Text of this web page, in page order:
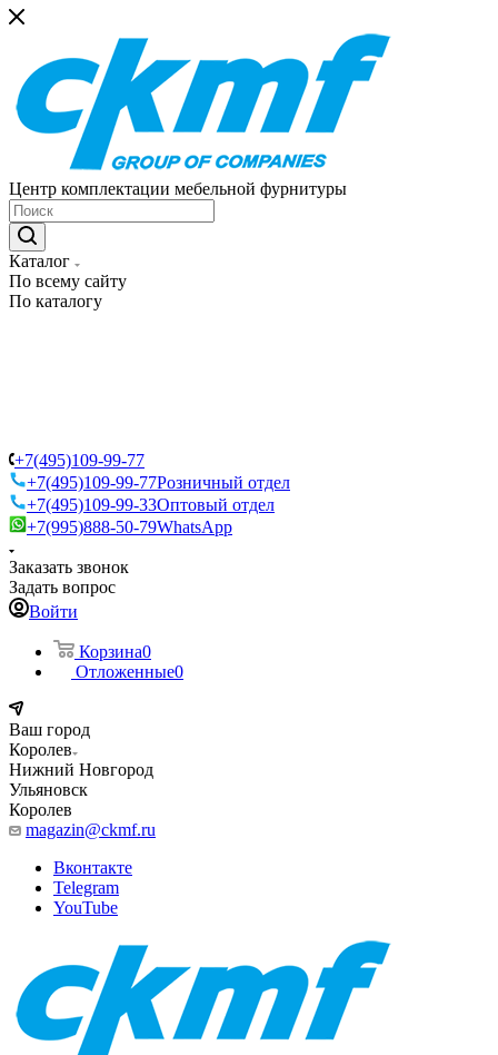
Центр комплектации мебельной фурнитуры
Каталог
По всему сайту
По каталогу
+7(495)109-99-77
+7(495)109-99-77Розничный отдел
+7(495)109-99-33Оптовый отдел
+7(995)888-50-79WhatsApp
Заказать звонок
Задать вопрос
Войти
Корзина0
Отложенные0
Ваш город
Королев
Нижний Новгород
Ульяновск
Королев
magazin@ckmf.ru
Вконтакте
Telegram
YouTube